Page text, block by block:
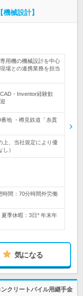
械設計】
用機の機械設計を中心
場との連携業務を担当
・Inventor経験歓
地 ・樽見鉄道「糸貫
上、当社規定により優
）
時間：70分時間外労働
季休暇：3日* 年末年
気になる
クリートパイル用継手金